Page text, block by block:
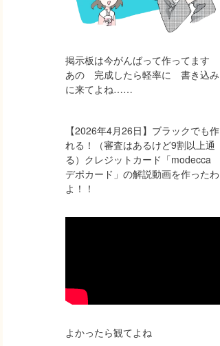
掲示板は今がんばって作ってます
あの 完成したら軽率に 書き込み
に来てよね……
【2026年4月26日】ブラックでも作
れる！（審査はあるけど9割以上通
る）クレジットカード「modecca
デポカード」の解説動画を作ったわ
よ！！
よかったら観てよね